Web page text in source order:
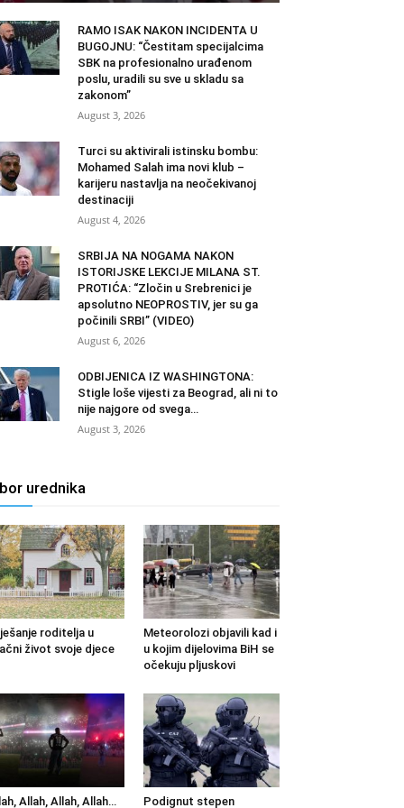
RAMO ISAK NAKON INCIDENTA U
BUGOJNU: “Čestitam specijalcima
SBK na profesionalno urađenom
poslu, uradili su sve u skladu sa
zakonom”
August 3, 2026
Turci su aktivirali istinsku bombu:
Mohamed Salah ima novi klub –
karijeru nastavlja na neočekivanoj
destinaciji
August 4, 2026
SRBIJA NA NOGAMA NAKON
ISTORIJSKE LEKCIJE MILANA ST.
PROTIĆA: “Zločin u Srebrenici je
apsolutno NEOPROSTIV, jer su ga
počinili SRBI” (VIDEO)
August 6, 2026
ODBIJENICA IZ WASHINGTONA:
Stigle loše vijesti za Beograd, ali ni to
nije najgore od svega…
August 3, 2026
urednika
roditelja u
život svoje djece
Meteorolozi objavili kad i
u kojim dijelovima BiH se
očekuju pljuskovi
Allah, Allah, Allah… Podignut stepen